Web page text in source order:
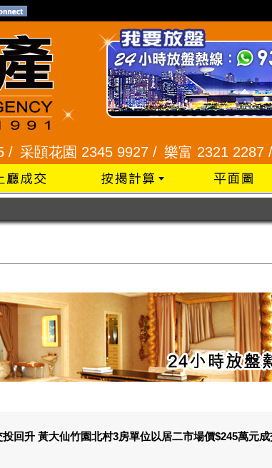
2345 9927 /樂富 2321 2287 /峻弦、
回升 黃大仙竹園北村3房單位以居二市場價$245萬元成